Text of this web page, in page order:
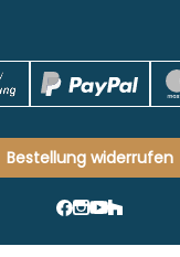
Bestellung widerrufen